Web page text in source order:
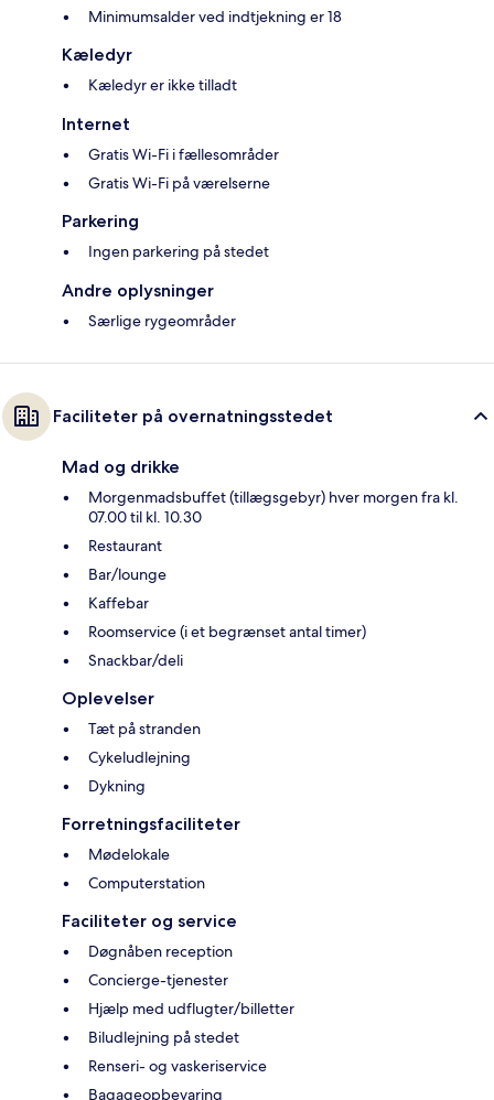
Minimumsalder ved indtjekning er 18
Kæledyr
Kæledyr er ikke tilladt
Internet
Gratis Wi-Fi i fællesområder
Gratis Wi-Fi på værelserne
Parkering
Ingen parkering på stedet
Andre oplysninger
Særlige rygeområder
Faciliteter på overnatningsstedet
Mad og drikke
Morgenmadsbuffet (tillægsgebyr) hver morgen fra kl.
07.00 til kl. 10.30
Restaurant
Bar/lounge
Kaffebar
Roomservice (i et begrænset antal timer)
Snackbar/deli
Oplevelser
Tæt på stranden
Cykeludlejning
Dykning
Forretningsfaciliteter
Mødelokale
Computerstation
Faciliteter og service
Døgnåben reception
Concierge-tjenester
Hjælp med udflugter/billetter
Biludlejning på stedet
Renseri- og vaskeriservice
Bagageopbevaring